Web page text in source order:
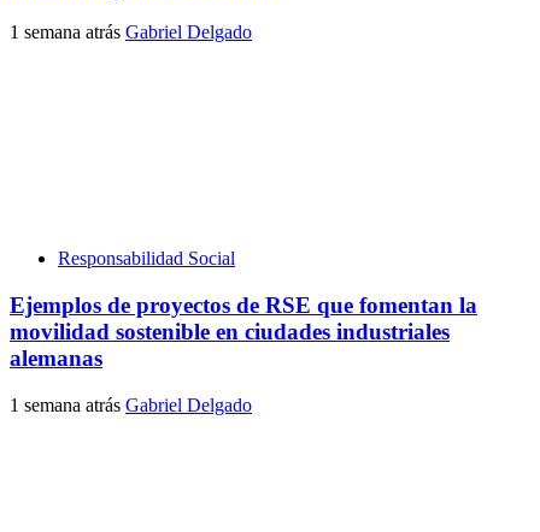
1 semana atrás Gabriel Delgado
Responsabilidad Social
Ejemplos de proyectos de RSE que fomentan la
movilidad sostenible en ciudades industriales
alemanas
1 semana atrás Gabriel Delgado